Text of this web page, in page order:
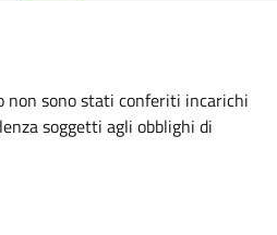
non sono stati conferiti incarichi
soggetti agli obblighi di